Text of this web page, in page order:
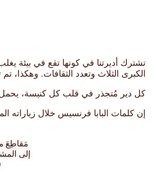
تشترك أديرتنا في كونها تقع في بيئة
الكبرى الثلاث وتعدد الثقافات. وهكذا،
كل دير مُتجذر في قلب كل كنيسة، يحمل
إن كلمات البابا فرنسيس خلال زياراته
مَقاطِعَ
إلى